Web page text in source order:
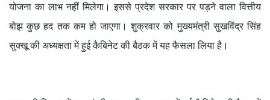
योजना का लाभ नहीं मिलेगा। इससे प्रदेश सरकार पर पड़ने वाला वित्तीय
बोझ कुछ हद तक कम हो जाएगा। शुक्रवार को मुख्यमंत्री सुखविंद्र सिंह
सुक्खू की अध्यक्षता में हुई कैबिनेट की बैठक में यह फैसला लिया है।